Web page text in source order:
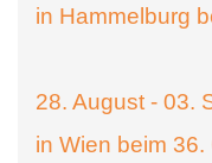
in Hammelburg
28. August - 03.
in Wien beim 36.